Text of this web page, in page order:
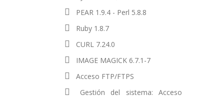
PEAR 1.9.4 - Perl 5.8.8
Ruby 1.8.7
CURL 7.24.0
IMAGE MAGICK 6.7.1-7
Acceso FTP/FTPS
Gestión del sistema: Acceso